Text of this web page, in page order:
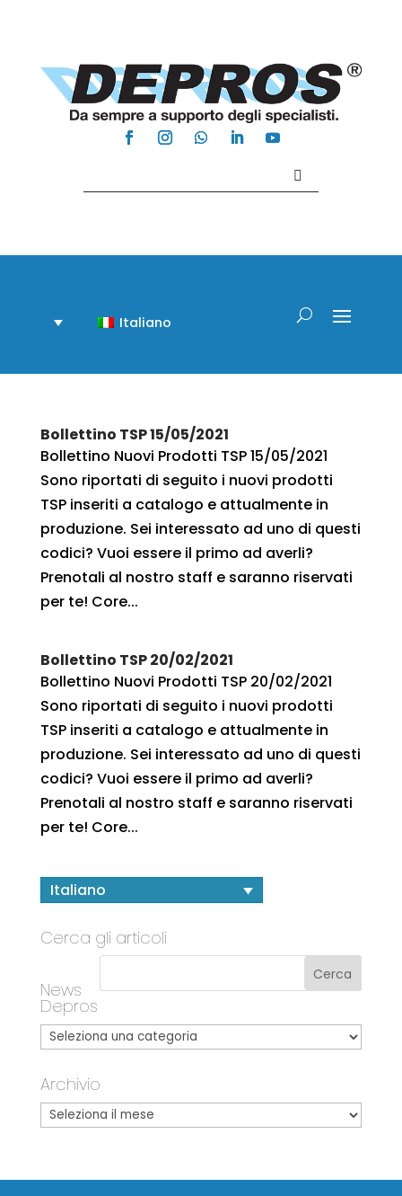
Italiano
Bollettino TSP 15/05/2021
Bollettino Nuovi Prodotti TSP 15/05/2021
Sono riportati di seguito i nuovi prodotti
TSP inseriti a catalogo e attualmente in
produzione. Sei interessato ad uno di questi
codici? Vuoi essere il primo ad averli?
Prenotali al nostro staff e saranno riservati
per te! Core...
Bollettino TSP 20/02/2021
Bollettino Nuovi Prodotti TSP 20/02/2021
Sono riportati di seguito i nuovi prodotti
TSP inseriti a catalogo e attualmente in
produzione. Sei interessato ad uno di questi
codici? Vuoi essere il primo ad averli?
Prenotali al nostro staff e saranno riservati
per te! Core...
Italiano
Cerca gli articoli
News
Depros
Archivio